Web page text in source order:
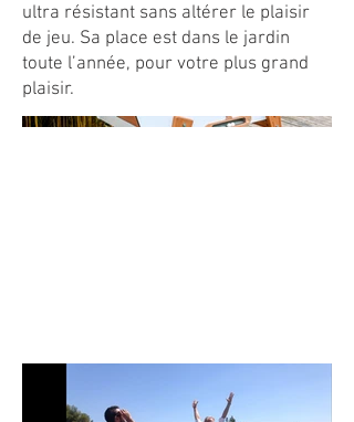
ultra résistant sans altérer le plaisir
de jeu. Sa place est dans le jardin
toute l’année, pour votre plus grand
plaisir.